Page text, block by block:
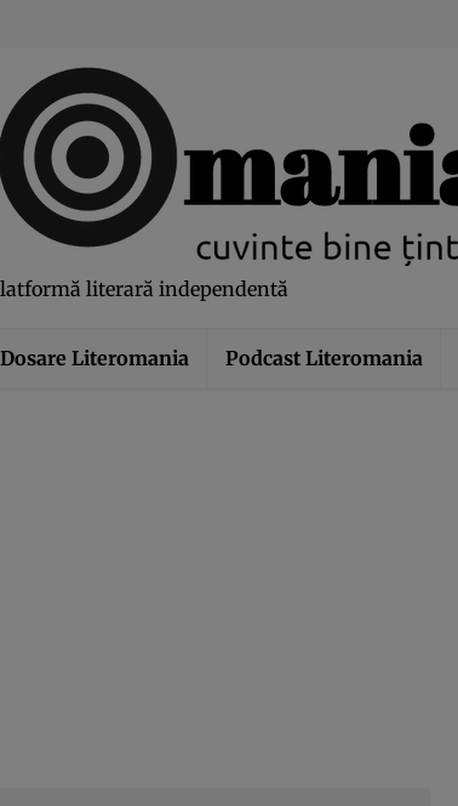
literară independentă
Dosare Literomania Podcast Literomania